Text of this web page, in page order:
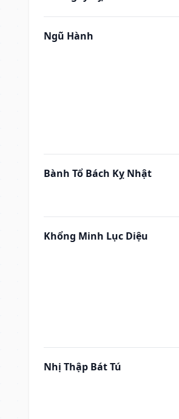
Ngũ Hành
Bành Tổ Bách Kỵ Nhật
Khổng Minh Lục Diệu
Nhị Thập Bát Tú